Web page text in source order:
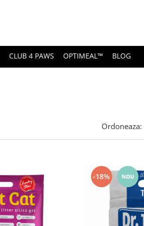
CLUB 4 PAWS OPTIMEAL™ BLOG
Ordoneaza:
-18%